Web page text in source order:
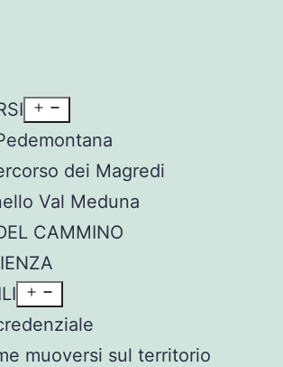
dei Magredi
Val Meduna
CAMMINO
muoversi sul territorio